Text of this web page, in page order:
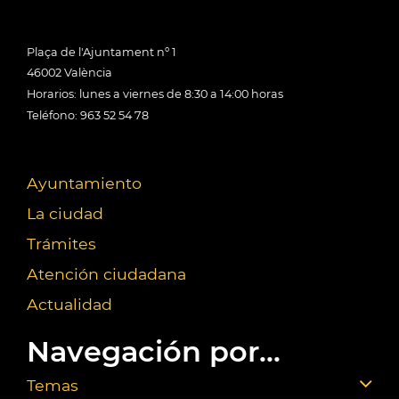
Plaça de l'Ajuntament nº 1
46002 València
Horarios: lunes a viernes de 8:30 a 14:00 horas
Teléfono: 963 52 54 78
Ayuntamiento
La ciudad
Trámites
Atención ciudadana
Actualidad
Navegación por...
Temas